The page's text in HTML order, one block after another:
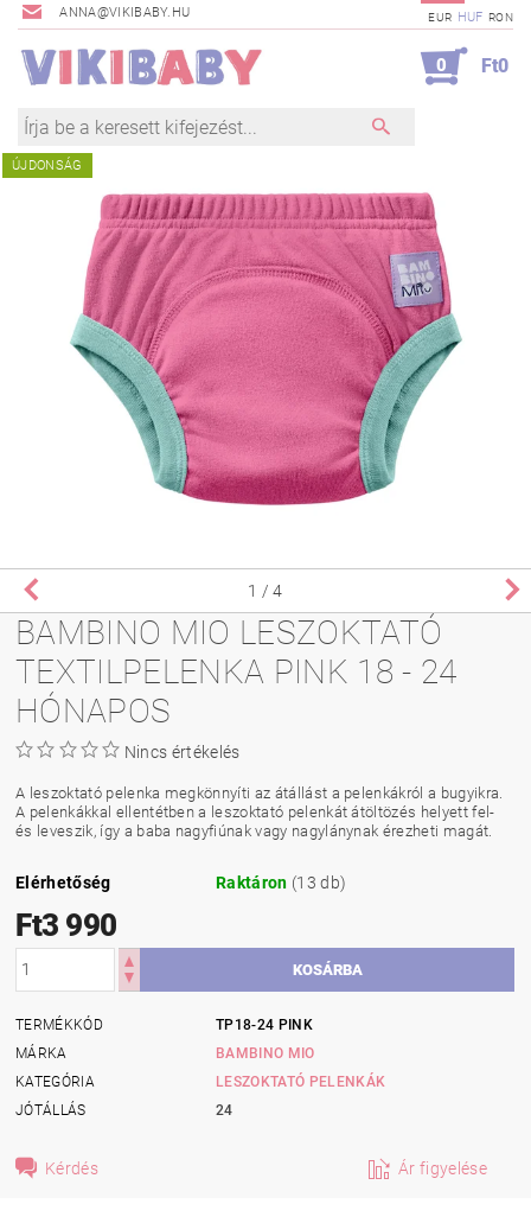
ANNA@VIKIBABY.HU EUR HUF RON
0 Ft0
ÚJDONSÁG
1 / 4
BAMBINO MIO LESZOKTATÓ
TEXTILPELENKA PINK 18 - 24
HÓNAPOS
Nincs értékelés
A leszoktató pelenka megkönnyíti az átállást a pelenkákról a bugyikra.
A pelenkákkal ellentétben a leszoktató pelenkát átöltözés helyett fel-
és leveszik, így a baba nagyfiúnak vagy nagylánynak érezheti magát.
Elérhetőség Raktáron (13 db)
Ft3 990
TERMÉKKÓD
TP18-24 PINK
MÁRKA
BAMBINO MIO
KATEGÓRIA
LESZOKTATÓ PELENKÁK
JÓTÁLLÁS
24
Kérdés Ár figyelése